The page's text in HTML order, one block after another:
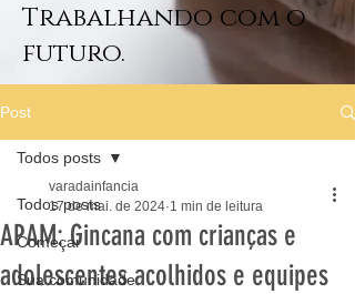
Trabalhando com o
futuro.
Post
Todos posts
Começar
Sua comunidade
Todos posts
APAM: Gincana com crianças e
adolescentes acolhidos e equipes
varadainfancia
17 de mai. de 2024 1 min de leitura